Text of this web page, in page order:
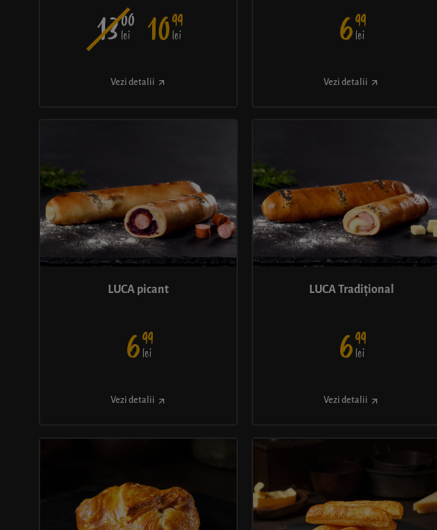
1300
lei 1099
lei
Vezi detalii
699
lei
Vezi detalii
LUCA picant
699
lei
Vezi detalii
LUCA Tradițional
699
lei
Vezi detalii